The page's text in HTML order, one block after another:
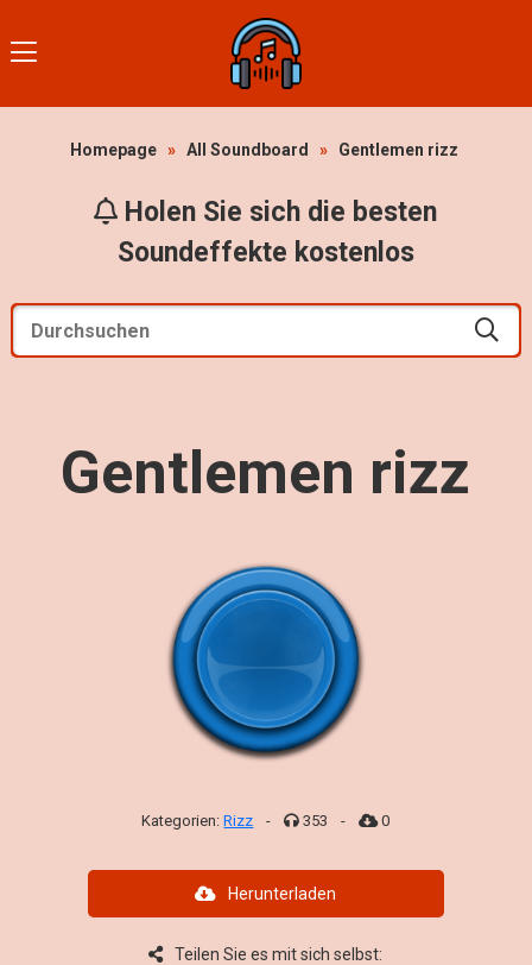
Homepage » All Soundboard » Gentlemen rizz
Holen Sie sich die besten
Soundeffekte kostenlos
Gentlemen rizz
Kategorien:Rizz - 353 - 0
Herunterladen
Teilen Sie es mit sich selbst: